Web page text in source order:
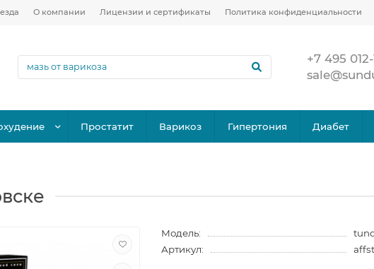
О компании Лицензии и сертификаты Политика конфиденциальности
+7 495
Простатит Варикоз Гипертония Диабет
Модель:
Артикул: